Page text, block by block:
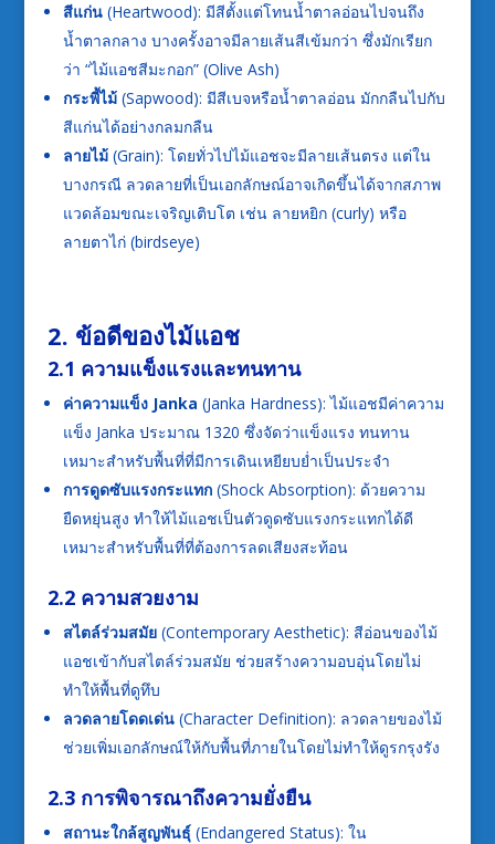
สีแก่น(Heartwood): มีสีตั้งแต่โทนน้ำตาลอ่อนไปจนถึง
น้ำตาลกลาง บางครั้งอาจมีลายเส้นสีเข้มกว่า ซึ่งมักเรียก
ว่า “ไม้แอชสีมะกอก” (Olive Ash)
กระพี้ไม้(Sapwood): มีสีเบจหรือน้ำตาลอ่อน มักกลืนไปกับ
สีแก่นได้อย่างกลมกลืน
ลายไม้(Grain): โดยทั่วไปไม้แอชจะมีลายเส้นตรง แต่ใน
บางกรณี ลวดลายที่เป็นเอกลักษณ์อาจเกิดขึ้นได้จากสภาพ
แวดล้อมขณะเจริญเติบโต เช่น ลายหยิก (curly) หรือ
ลายตาไก่ (birdseye)
2. ข้อดีของไม้แอช
2.1 ความแข็งแรงและทนทาน
ค่าความแข็ง Janka (Janka Hardness): ไม้แอชมีค่าความ
แข็ง Janka ประมาณ 1320 ซึ่งจัดว่าแข็งแรง ทนทาน
เหมาะสำหรับพื้นที่ที่มีการเดินเหยียบย่ำเป็นประจำ
การดูดซับแรงกระแทก(Shock Absorption): ด้วยความ
ยืดหยุ่นสูง ทำให้ไม้แอชเป็นตัวดูดซับแรงกระแทกได้ดี
เหมาะสำหรับพื้นที่ที่ต้องการลดเสียงสะท้อน
2.2 ความสวยงาม
สไตล์ร่วมสมัย(Contemporary Aesthetic): สีอ่อนของไม้
แอชเข้ากับสไตล์ร่วมสมัย ช่วยสร้างความอบอุ่นโดยไม่
ทำให้พื้นที่ดูทึบ
ลวดลายโดดเด่น(Character Definition): ลวดลายของไม้
ช่วยเพิ่มเอกลักษณ์ให้กับพื้นที่ภายในโดยไม่ทำให้ดูรกรุงรัง
2.3 การพิจารณาถึงความยั่งยืน
สถานะใกล้สูญพันธุ์(Endangered Status): ใน